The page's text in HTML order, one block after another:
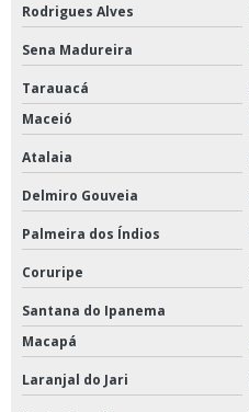
Rodrigues Alves
Sena Madureira
Tarauacá
Maceió
Atalaia
Delmiro Gouveia
Palmeira dos Índios
Coruripe
Santana do Ipanema
Macapá
Laranjal do Jari